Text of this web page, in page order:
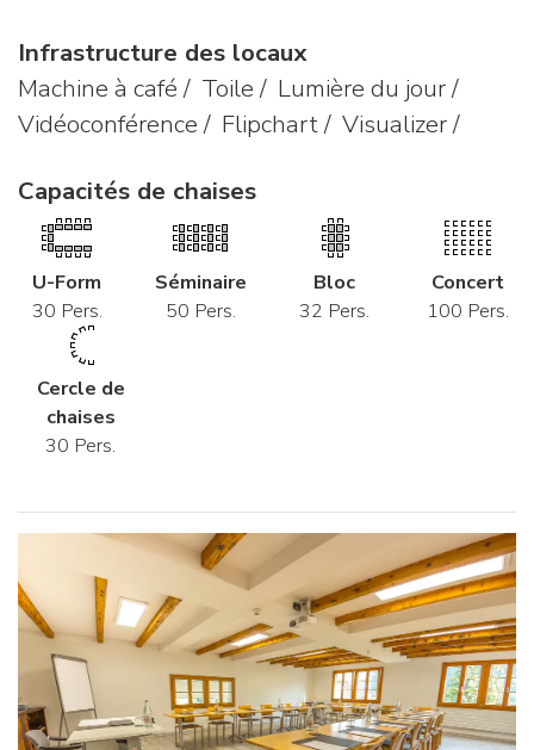
Infrastructure des locaux
Machine à café / Toile / Lumière du jour /
Vidéoconférence / Flipchart / Visualizer /
Capacités de chaises
U-Form
30 Pers.
Séminaire
50 Pers.
Bloc
32 Pers.
Concert
100 Pers.
Cercle de
chaises
30 Pers.